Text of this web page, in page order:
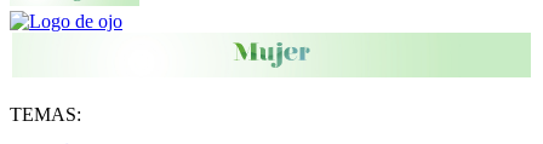
TEMAS: